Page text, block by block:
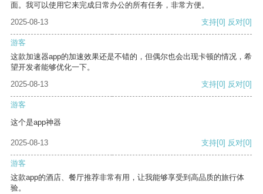
面。我可以使用它来完成日常办公的所有任务，非常方便。
2025-08-13
支持[0] 反对[0]
游客
这款加速器app的加速效果还是不错的，但偶尔也会出现卡顿的情况，希
望开发者能够优化一下。
2025-08-13
支持[0] 反对[0]
游客
这个是app神器
2025-08-13 支持[0] 反对[0]
游客
这款app的酒店、餐厅推荐非常有用，让我能够享受到高品质的旅行体
验。